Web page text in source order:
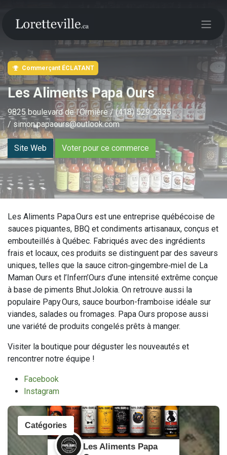
Commerçant ÉCLATANT
Les Aliments Papa Ours
9825 boulevard de l’Ormière / (418) 529-2335
/ simon.papaours@outlook.com
Site Web Voter pour ce commerce
Les Aliments Papa Ours est une entreprise québécoise de
sauces piquantes, BBQ et condiments artisanaux, conçus et
embouteillés à Québec. Fabriqués avec des ingrédients
frais et locaux, ces produits se distinguent par des saveurs
uniques, telles que la sauce citron‑gingembre‑miel de La
Maman Ours et l’Infern’Ours d’une intensité extrême conçue
à base de piments Bhut Jolokia. On retrouve aussi la
populaire Papy Ours, sauce bourbon-framboise idéale sur
viandes, salades ou fromages. Papa Ours propose aussi
une variété de produits congelés prêts à manger.
Visiter la boutique pour déguster les nouveautés et
rencontrer notre équipe !
Facebook
Instagram